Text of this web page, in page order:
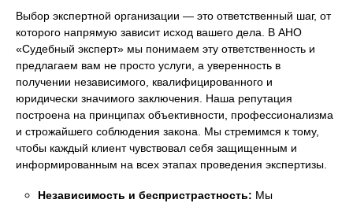
Выбор экспертной организации — это ответственный шаг, от
которого напрямую зависит исход вашего дела. В АНО
«Судебный эксперт» мы понимаем эту ответственность и
предлагаем вам не просто услуги, а уверенность в
получении независимого, квалифицированного и
юридически значимого заключения. Наша репутация
построена на принципах объективности, профессионализма
и строжайшего соблюдения закона. Мы стремимся к тому,
чтобы каждый клиент чувствовал себя защищенным и
информированным на всех этапах проведения экспертизы.
Независимость и беспристрастность: Мы